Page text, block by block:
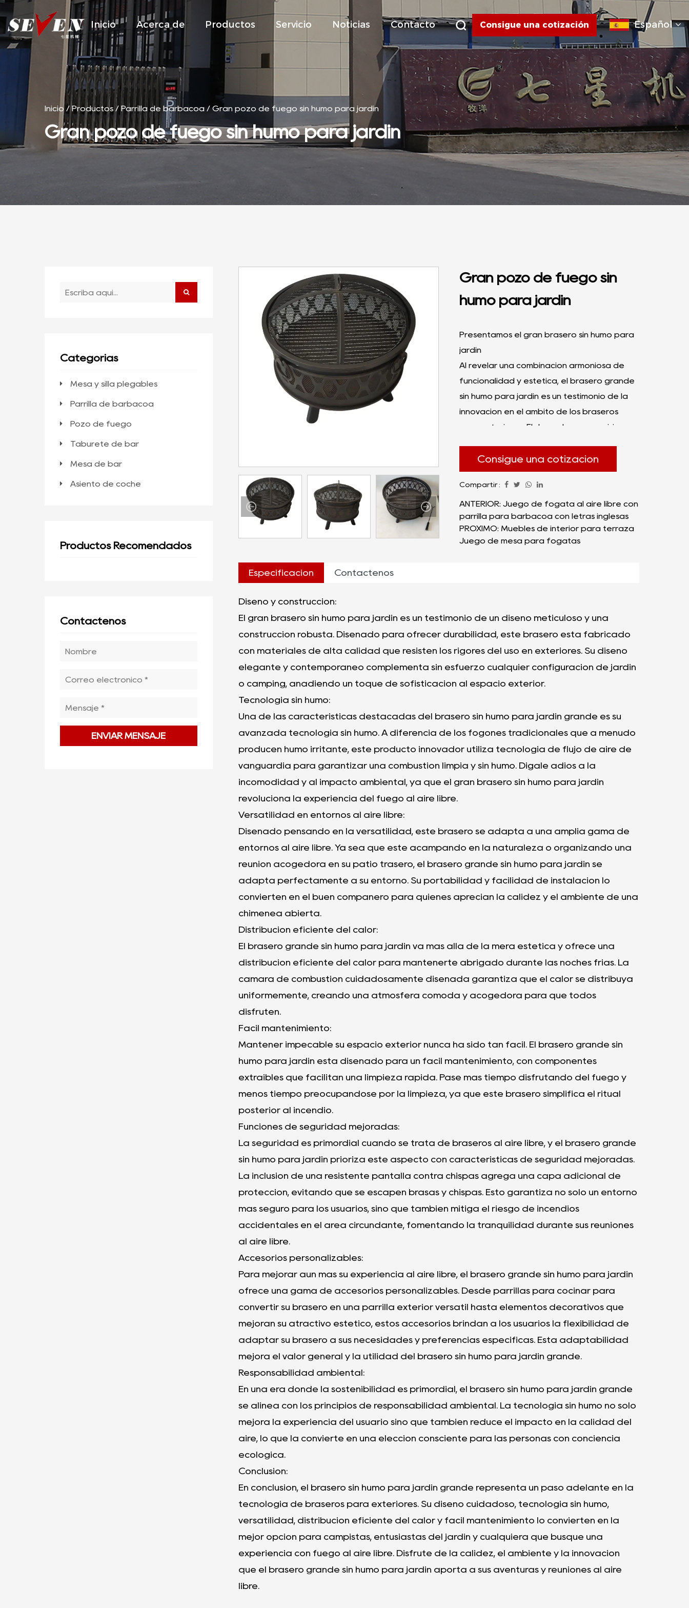
Inicio Acerca de Productos Servicio Noticias Contacto Consigue una cotización Español
Inicio /Productos / Parrilla de barbacoa /Gran pozo de fuego sin humo para jardín
Gran pozo de fuego sin humo para jardín
Categorías
Mesa y silla plegables
Parrilla de barbacoa
Pozo de fuego
Taburete de bar
Mesa de bar
Asiento de coche
Productos Recomendados
Contáctenos
Gran pozo de fuego sin
humo para jardín
Presentamos el gran brasero sin humo para
jardín
Al revelar una combinación armoniosa de
funcionalidad y estética, el brasero grande
sin humo para jardín es un testimonio de la
innovación en el ámbito de los braseros
para exteriores. Elaborado con precisión y
del jardín más exigentes, este brasero se
integra perfectamente en el entorno
natural, ofreciendo una experiencia
inmersiva y sin humo que trasciende los
límites de los braseros convencionales.
Consigue una cotización
Compartir :
ANTERIOR: Juego de fogata al aire libre con
parrilla para barbacoa con letras inglesas
PRÓXIMO: Muebles de interior para terraza
Juego de mesa para fogatas
Especificación Contáctenos
Diseño y construcción:
El gran brasero sin humo para jardín es un testimonio de un diseño meticuloso y una
construcción robusta. Diseñado para ofrecer durabilidad, este brasero está fabricado
con materiales de alta calidad que resisten los rigores del uso en exteriores. Su diseño
elegante y contemporáneo complementa sin esfuerzo cualquier configuración de jardín
o camping, añadiendo un toque de sofisticación al espacio exterior.
Tecnología sin humo:
Una de las características destacadas del brasero sin humo para jardín grande es su
avanzada tecnología sin humo. A diferencia de los fogones tradicionales que a menudo
producen humo irritante, este producto innovador utiliza tecnología de flujo de aire de
vanguardia para garantizar una combustión limpia y sin humo. Dígale adiós a la
incomodidad y al impacto ambiental, ya que el gran brasero sin humo para jardín
revoluciona la experiencia del fuego al aire libre.
Versatilidad en entornos al aire libre:
Diseñado pensando en la versatilidad, este brasero se adapta a una amplia gama de
entornos al aire libre. Ya sea que esté acampando en la naturaleza o organizando una
reunión acogedora en su patio trasero, el brasero grande sin humo para jardín se
adapta perfectamente a su entorno. Su portabilidad y facilidad de instalación lo
convierten en el buen compañero para quienes aprecian la calidez y el ambiente de una
chimenea abierta.
Distribución eficiente del calor:
El brasero grande sin humo para jardín va más allá de la mera estética y ofrece una
distribución eficiente del calor para mantenerte abrigado durante las noches frías. La
cámara de combustión cuidadosamente diseñada garantiza que el calor se distribuya
uniformemente, creando una atmósfera cómoda y acogedora para que todos
disfruten.
Facil mantenimiento:
Mantener impecable su espacio exterior nunca ha sido tan fácil. El brasero grande sin
humo para jardín está diseñado para un fácil mantenimiento, con componentes
extraíbles que facilitan una limpieza rápida. Pase más tiempo disfrutando del fuego y
menos tiempo preocupándose por la limpieza, ya que este brasero simplifica el ritual
posterior al incendio.
Funciones de seguridad mejoradas:
La seguridad es primordial cuando se trata de braseros al aire libre, y el brasero grande
sin humo para jardín prioriza este aspecto con características de seguridad mejoradas.
La inclusión de una resistente pantalla contra chispas agrega una capa adicional de
protección, evitando que se escapen brasas y chispas. Esto garantiza no solo un entorno
más seguro para los usuarios, sino que también mitiga el riesgo de incendios
accidentales en el área circundante, fomentando la tranquilidad durante sus reuniones
al aire libre.
Accesorios personalizables:
Para mejorar aún más su experiencia al aire libre, el brasero grande sin humo para jardín
ofrece una gama de accesorios personalizables. Desde parrillas para cocinar para
convertir su brasero en una parrilla exterior versátil hasta elementos decorativos que
mejoran su atractivo estético, estos accesorios brindan a los usuarios la flexibilidad de
adaptar su brasero a sus necesidades y preferencias específicas. Esta adaptabilidad
mejora el valor general y la utilidad del brasero sin humo para jardín grande.
Responsabilidad ambiental:
En una era donde la sostenibilidad es primordial, el brasero sin humo para jardín grande
se alinea con los principios de responsabilidad ambiental. La tecnología sin humo no sólo
mejora la experiencia del usuario sino que también reduce el impacto en la calidad del
aire, lo que la convierte en una elección consciente para las personas con conciencia
ecológica.
Conclusión:
En conclusión, el brasero sin humo para jardín grande representa un paso adelante en la
tecnología de braseros para exteriores. Su diseño cuidadoso, tecnología sin humo,
versatilidad, distribución eficiente del calor y fácil mantenimiento lo convierten en la
mejor opción para campistas, entusiastas del jardín y cualquiera que busque una
experiencia con fuego al aire libre. Disfrute de la calidez, el ambiente y la innovación
que el brasero grande sin humo para jardín aporta a sus aventuras y reuniones al aire
libre.